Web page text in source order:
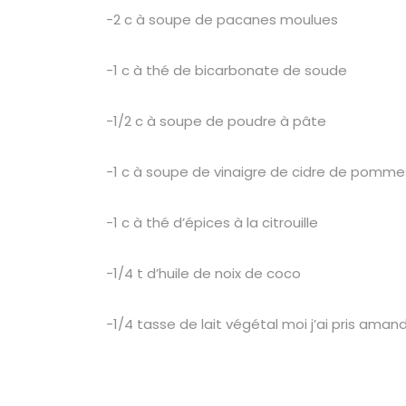
-2 c à soupe de pacanes moulues
-1 c à thé de bicarbonate de soude
-1/2 c à soupe de poudre à pâte
-1 c à soupe de vinaigre de cidre de
-1 c à thé d’épices à la citrouille
-1/4 t d’huile de noix de coco
-1/4 tasse de lait végétal moi j’ai pris